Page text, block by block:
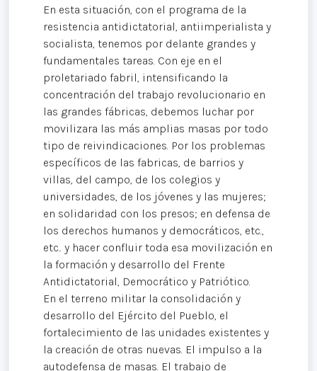
En esta situación, con el programa de la
resistencia antidictatorial, antiimperialista y
socialista, tenemos por delante grandes y
fundamentales tareas. Con eje en el
proletariado fabril, intensificando la
concentración del trabajo revolucionario en
las grandes fábricas, debemos luchar por
movilizara las más amplias masas por todo
tipo de reivindicaciones. Por los problemas
específicos de las fabricas, de barrios y
villas, del campo, de los colegios y
universidades, de los jóvenes y las mujeres;
en solidaridad con los presos; en defensa de
los derechos humanos y democráticos, etc.,
etc.. y hacer confluir toda esa movilización en
la formación y desarrollo del Frente
Antidictatorial, Democrático y Patriótico.
En el terreno militar la consolidación y
desarrollo del Ejército del Pueblo, el
fortalecimiento de las unidades existentes y
la creación de otras nuevas. El impulso a la
autodefensa de masas. El trabajo de